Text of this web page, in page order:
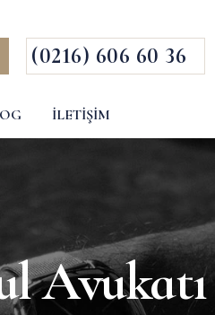
(0216) 606 60 36
İLETIŞIM
Avukatı